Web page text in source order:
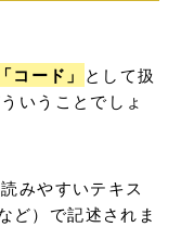
「コード」 として扱
いうことでしょ
みやすいテキス
ど）で記述されま